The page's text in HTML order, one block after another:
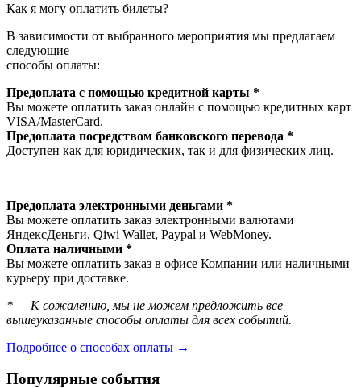
Как я могу оплатить билеты?
В зависимости от выбранного мероприятия мы предлагаем
следующие
способы оплаты:
Предоплата с помощью кредитной карты *
Вы можете оплатить заказ онлайн с помощью кредитных карт
VISA/MasterСard.
Предоплата посредством банковского перевода *
Доступен как для юридических, так и для физических лиц.
Предоплата электронными деньгами *
Вы можете оплатить заказ электронными валютами
ЯндексДеньги, Qiwi Wallet, Paypal и WebMoney.
Оплата наличными *
Вы можете оплатить заказ в офисе Компании или наличными
курьеру при доставке.
* — К сожалению, мы не можем предложить все
вышеуказанные способы оплаты для всех событий.
Подробнее о способах оплаты →
Популярные события